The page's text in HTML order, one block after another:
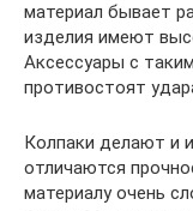
материал бывает
изделия имеют
Аксессуары с
противостоят
Колпаки делают и
отличаются
материалу очень